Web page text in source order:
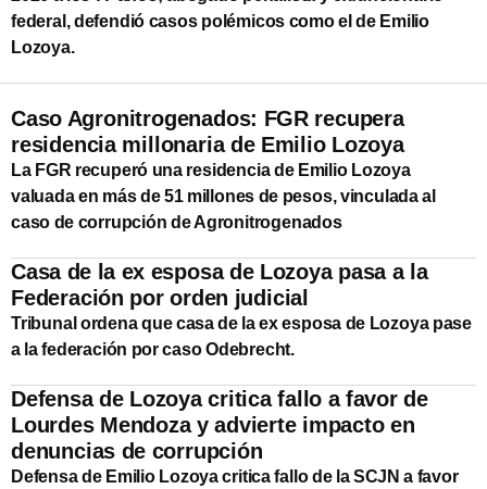
federal, defendió casos polémicos como el de Emilio
Lozoya.
Caso Agronitrogenados: FGR recupera
residencia millonaria de Emilio Lozoya
La FGR recuperó una residencia de Emilio Lozoya
valuada en más de 51 millones de pesos, vinculada al
caso de corrupción de Agronitrogenados
Casa de la ex esposa de Lozoya pasa a la
Federación por orden judicial
Tribunal ordena que casa de la ex esposa de Lozoya pase
a la federación por caso Odebrecht.
Defensa de Lozoya critica fallo a favor de
Lourdes Mendoza y advierte impacto en
denuncias de corrupción
Defensa de Emilio Lozoya critica fallo de la SCJN a favor